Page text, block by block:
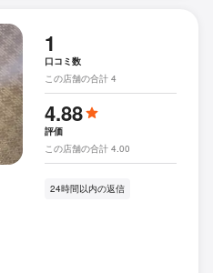
1
口コミ数
この店舗の合計 4
4.88
評価
この店舗の合計 4.00
24時間以内の返信